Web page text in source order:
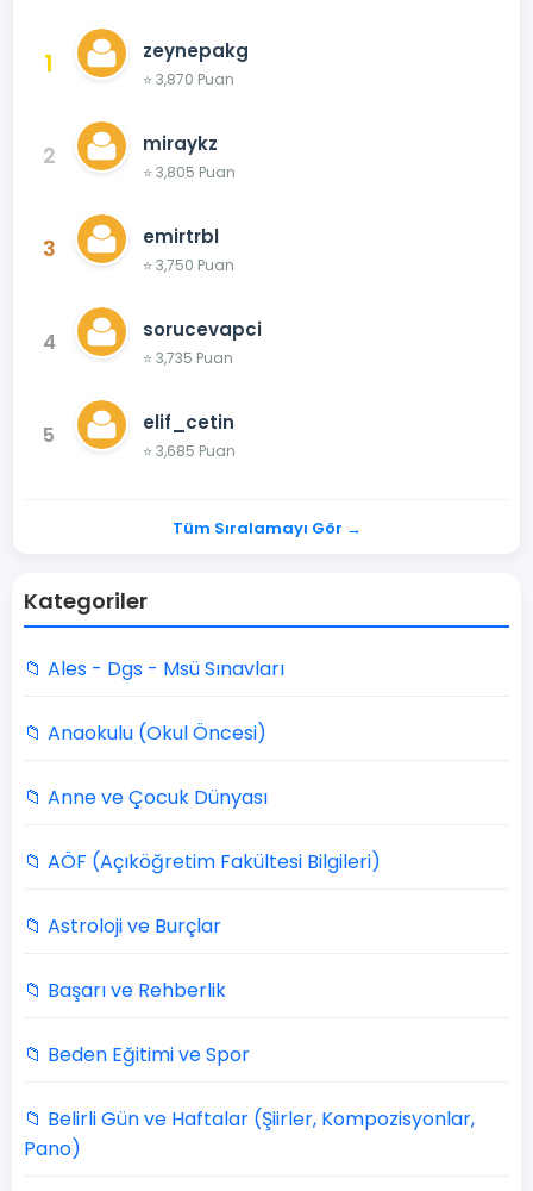
1 zeynepakg
⭐ 3,870 Puan
2 miraykz
⭐ 3,805 Puan
3 emirtrbl
⭐ 3,750 Puan
4 sorucevapci
⭐ 3,735 Puan
5 elif_cetin
⭐ 3,685 Puan
Tüm Sıralamayı Gör →
Kategoriler
📁 Ales - Dgs - Msü Sınavları
📁 Anaokulu (Okul Öncesi)
📁 Anne ve Çocuk Dünyası
📁 AÖF (Açıköğretim Fakültesi Bilgileri)
📁 Astroloji ve Burçlar
📁 Başarı ve Rehberlik
📁 Beden Eğitimi ve Spor
📁 Belirli Gün ve Haftalar (Şiirler, Kompozisyonlar,
Pano)